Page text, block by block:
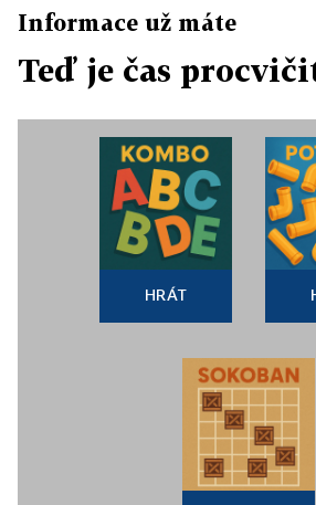
Informace už máte
Teď je čas
HRÁT